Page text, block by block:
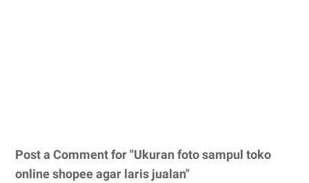
Post a Comment for "Ukuran foto sampul toko
online shopee agar laris jualan"